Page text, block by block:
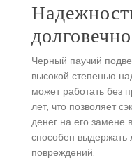
Черный паучий
высокой степенью
может работать без
лет, что позволяет
денег на его замене
способен выдержать
повреждений.